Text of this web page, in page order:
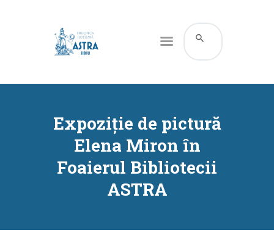
Expoziție de pictură
Elena Miron în
Foaierul Bibliotecii
ASTRA
CATALOG ONLINE
RESURSE
SERVICII
INFORMAȚII UTILE